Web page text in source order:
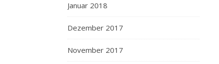
Januar 2018
Dezember 2017
November 2017